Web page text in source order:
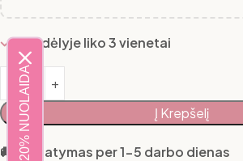
Sandėlyje liko 3 vienetai
Į Krepšelį
🚚 Pristatymas per 1-5 darbo dienas
20% NUOLAIDA